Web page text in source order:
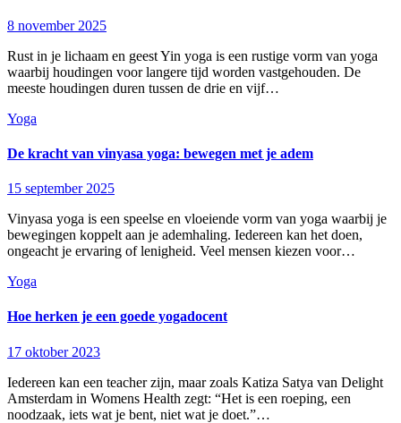
8 november 2025
Rust in je lichaam en geest Yin yoga is een rustige vorm van yoga
waarbij houdingen voor langere tijd worden vastgehouden. De
meeste houdingen duren tussen de drie en vijf…
Yoga
De kracht van vinyasa yoga: bewegen met je adem
15 september 2025
Vinyasa yoga is een speelse en vloeiende vorm van yoga waarbij je
bewegingen koppelt aan je ademhaling. Iedereen kan het doen,
ongeacht je ervaring of lenigheid. Veel mensen kiezen voor…
Yoga
Hoe herken je een goede yogadocent
17 oktober 2023
Iedereen kan een teacher zijn, maar zoals Katiza Satya van Delight
Amsterdam in Womens Health zegt: “Het is een roeping, een
noodzaak, iets wat je bent, niet wat je doet.”…